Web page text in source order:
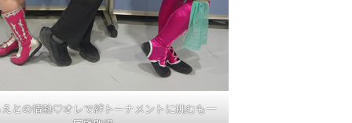
との情熱♡オレで絆トーナメントに挑むも一